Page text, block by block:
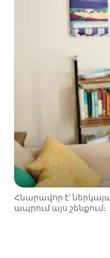
Հնարավոր է՝
ապրում այս շենքում։